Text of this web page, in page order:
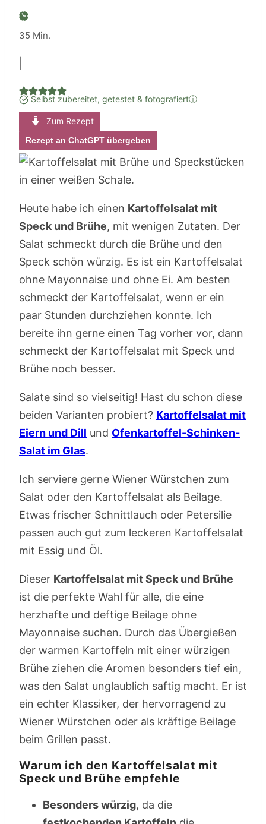
35 Minuten
Min.
Selbst zubereitet, getestet & fotografiertⓘ
Zum Rezept
Rezept an ChatGPT übergeben
Heute habe ich einen Kartoffelsalat mit
Speck und Brühe, mit wenigen Zutaten. Der
Salat schmeckt durch die Brühe und den
Speck schön würzig. Es ist ein Kartoffelsalat
ohne Mayonnaise und ohne Ei. Am besten
schmeckt der Kartoffelsalat, wenn er ein
paar Stunden durchziehen konnte. Ich
bereite ihn gerne einen Tag vorher vor, dann
schmeckt der Kartoffelsalat mit Speck und
Brühe noch besser.
Salate sind so vielseitig! Hast du schon diese
beiden Varianten probiert? Kartoffelsalat mit
Eiern und Dill und Ofenkartoffel-Schinken-
Salat im Glas.
Ich serviere gerne Wiener Würstchen zum
Salat oder den Kartoffelsalat als Beilage.
Etwas frischer Schnittlauch oder Petersilie
passen auch gut zum leckeren Kartoffelsalat
mit Essig und Öl.
Dieser Kartoffelsalat mit Speck und Brühe
ist die perfekte Wahl für alle, die eine
herzhafte und deftige Beilage ohne
Mayonnaise suchen. Durch das Übergießen
der warmen Kartoffeln mit einer würzigen
Brühe ziehen die Aromen besonders tief ein,
was den Salat unglaublich saftig macht. Er ist
ein echter Klassiker, der hervorragend zu
Wiener Würstchen oder als kräftige Beilage
beim Grillen passt.
Warum ich den Kartoffelsalat mit
Speck und Brühe empfehle
Besonders würzig, da die